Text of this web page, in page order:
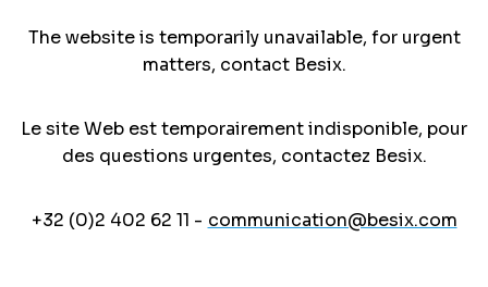
The website is temporarily unavailable, for urgent
matters, contact Besix.
Le site Web est temporairement indisponible, pour
des questions urgentes, contactez Besix.
+32 (0)2 402 62 11 - communication@besix.com